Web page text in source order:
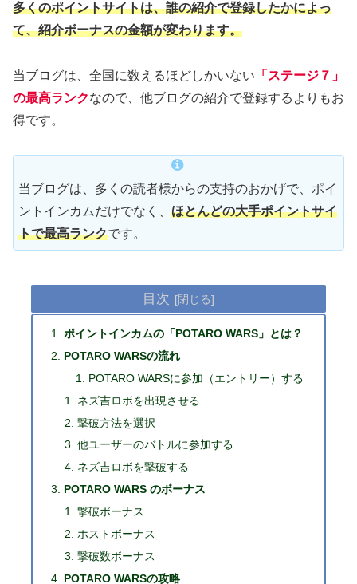
多くのポイントサイトは、誰の紹介で登録したかによっ
て、紹介ボーナスの金額が変わります。
当ブログは、全国に数えるほどしかいない 「ステージ７」
の最高ランクなので、他ブログの紹介で登録するよりもお
得です。
当ブログは、多くの読者様からの支持のおかげで、ポイ
ントインカムだけでなく、 ほとんどの大手ポイントサイ
トで最高ランクです。
目次
ポイントインカムの「POTARO WARS」とは？
POTARO WARSの流れ
POTARO WARSに参加（エントリー）する
ネズ吉ロボを出現させる
撃破方法を選択
他ユーザーのバトルに参加する
ネズ吉ロボを撃破する
POTARO WARS のボーナス
撃破ボーナス
ホストボーナス
撃破数ボーナス
POTARO WARSの攻略